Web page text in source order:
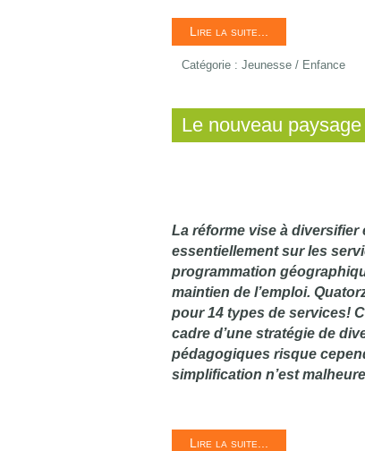
Lire la suite...
Catégorie : Jeunesse / Enfance
Le nouveau
La réforme vise à diversifier
essentiellement sur les
programmation
maintien de l’emploi.
pour 14 types de services!
cadre d’une stratégie de
pédagogiques risque
simplification n’est
Lire la suite...